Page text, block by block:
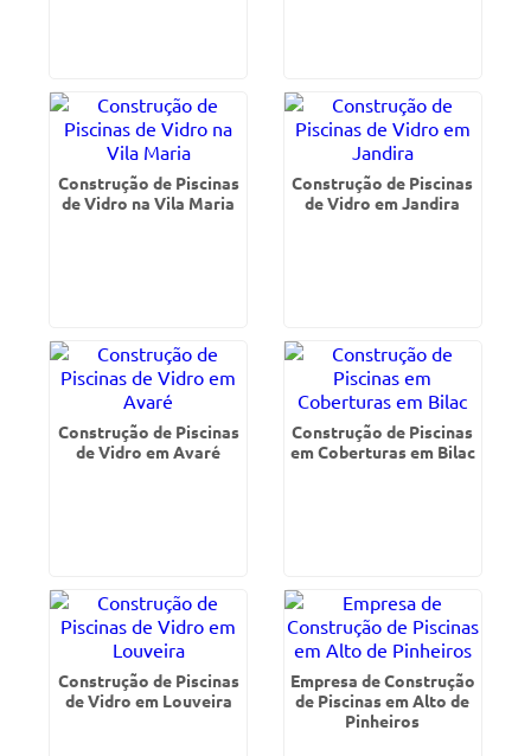
Construção de Piscinas
de Vidro na Vila Maria
Construção de Piscinas
de Vidro em Jandira
Construção de Piscinas
de Vidro em Avaré
Construção de Piscinas
em Coberturas em Bilac
Construção de Piscinas
de Vidro em Louveira
Empresa de Construção
de Piscinas em Alto de
Pinheiros